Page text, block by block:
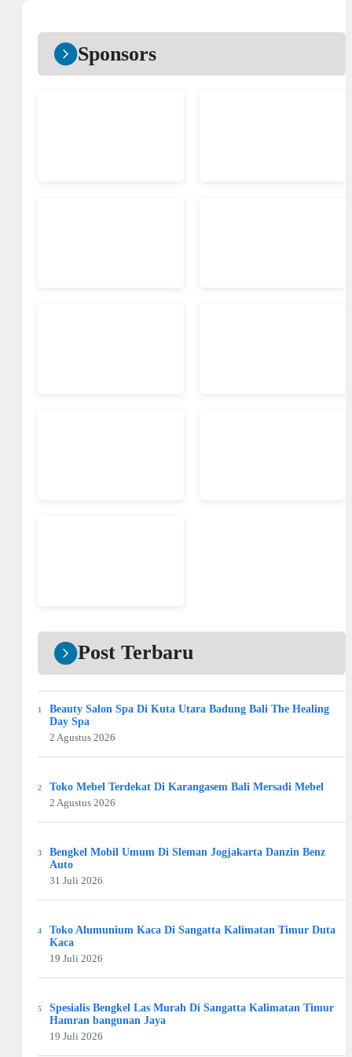
Sponsors
Post Terbaru
Beauty Salon Spa Di Kuta Utara Badung Bali The Healing
Day Spa
2 Agustus 2026
Toko Mebel Terdekat Di Karangasem Bali Mersadi Mebel
2 Agustus 2026
Bengkel Mobil Umum Di Sleman Jogjakarta Danzin Benz
Auto
31 Juli 2026
Toko Alumunium Kaca Di Sangatta Kalimatan Timur Duta
Kaca
19 Juli 2026
Spesialis Bengkel Las Murah Di Sangatta Kalimatan Timur
Hamran bangunan Jaya
19 Juli 2026